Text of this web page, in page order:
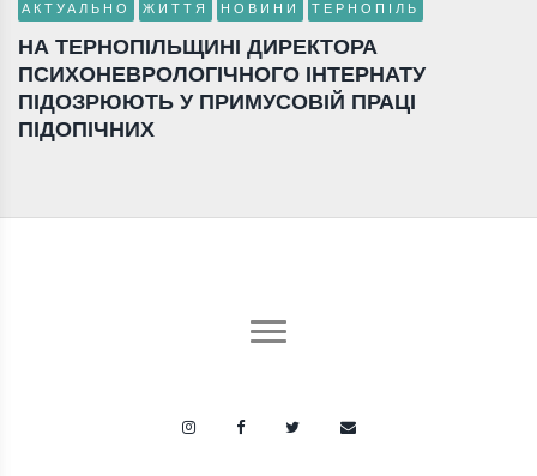
АКТУАЛЬНО ЖИТТЯ НОВИНИ ТЕРНОПІЛЬ
НА ТЕРНОПІЛЬЩИНІ ДИРЕКТОРА
ПСИХОНЕВРОЛОГІЧНОГО ІНТЕРНАТУ
ПІДОЗРЮЮТЬ У ПРИМУСОВІЙ ПРАЦІ
ПІДОПІЧНИХ